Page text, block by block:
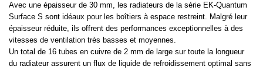
Avec une épaisseur de 30 mm, les radiateurs de la série EK-Quantum
Surface S sont idéaux pour les boîtiers à espace restreint. Malgré leur
épaisseur réduite, ils offrent des performances exceptionnelles à des
vitesses de ventilation très basses et moyennes.
Un total de 16 tubes en cuivre de 2 mm de large sur toute la longueur
du radiateur assurent un flux de liquide de refroidissement optimal sans